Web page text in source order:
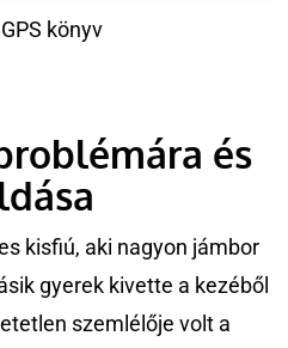
könyv
és
kisfiú, aki nagyon jámbor
gyerek kivette a kezéből
szemlélője volt a